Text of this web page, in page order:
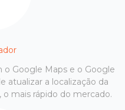
o Google Maps e o Google
atualizar a localização da
o mais rápido do mercado.